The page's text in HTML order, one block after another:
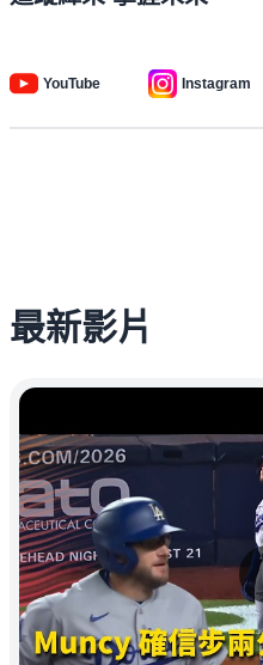
YouTube Instagram
最新影片